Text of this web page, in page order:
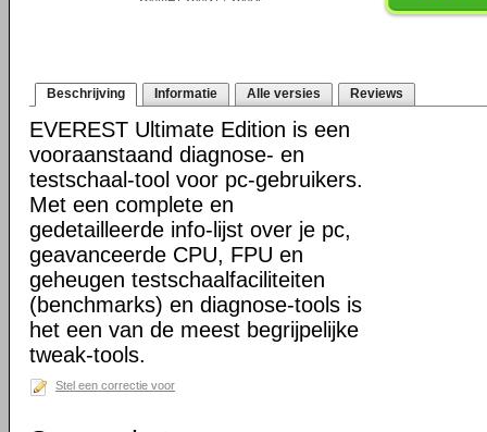
Beschrijving Informatie Alle versies Reviews
EVEREST Ultimate Edition is een
vooraanstaand diagnose- en
testschaal-tool voor pc-gebruikers.
Met een complete en
gedetailleerde info-lijst over je pc,
geavanceerde CPU, FPU en
geheugen testschaalfaciliteiten
(benchmarks) en diagnose-tools is
het een van de meest begrijpelijke
tweak-tools.
Stel een correctie voor